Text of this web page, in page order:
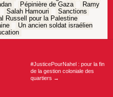
Pépinière de Gaza
Ramy
Salah Hamouri
Sanctions
Russell pour la Palestine
Un ancien soldat israélien
#JusticePourNahel : pour la fin
de la gestion coloniale des
quartiers →